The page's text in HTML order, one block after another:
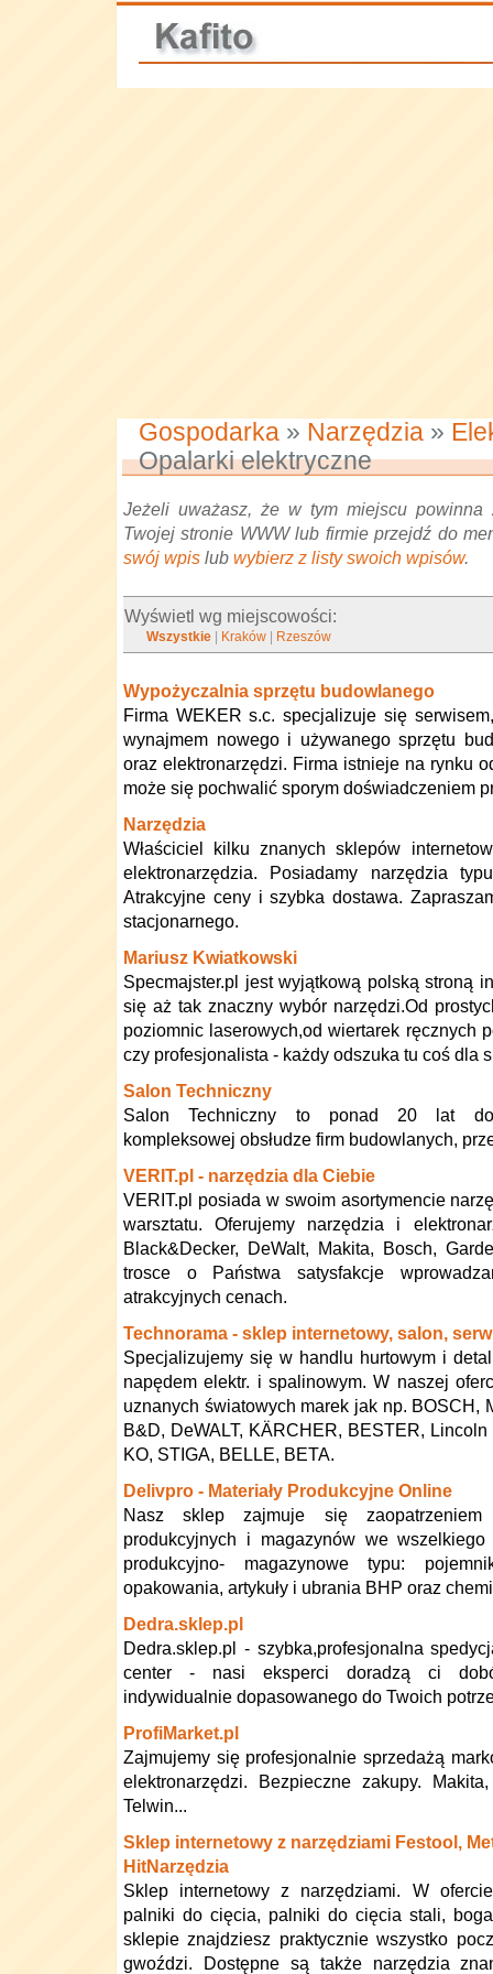
Gospodarka » Narzędzia »
Opalarki elektryczne
Jeżeli uważasz, że w tym miejscu powinna
Twojej stronie WWW lub firmie przejdź do
swój wpis lub wybierz z listy swoich wpisów.
Wyświetl wg miejscowości:
Wszystkie Kraków Rzeszów
Wypożyczalnia sprzętu budowlanego
Firma WEKER s.c. specjalizuje się
wynajmem nowego i używanego sprzętu
oraz elektronarzędzi. Firma istnieje na rynku
może się pochwalić sporym doświadczeniem
Narzędzia
Właściciel kilku znanych sklepów
elektronarzędzia. Posiadamy narzędzia
Atrakcyjne ceny i szybka dostawa.
stacjonarnego.
Mariusz Kwiatkowski
Specmajster.pl jest wyjątkową polską stroną
się aż tak znaczny wybór narzędzi.Od
poziomnic laserowych,od wiertarek ręcznych
czy profesjonalista - każdy odszuka tu coś dla
Salon Techniczny
Salon Techniczny to ponad 20 lat
kompleksowej obsłudze firm budowlanych,
VERIT.pl - narzędzia dla Ciebie
VERIT.pl posiada w swoim asortymencie
warsztatu. Oferujemy narzędzia i
Black&Decker, DeWalt, Makita, Bosch,
trosce o Państwa satysfakcje
atrakcyjnych cenach.
Technorama - sklep internetowy, salon,
Specjalizujemy się w handlu hurtowym i
napędem elektr. i spalinowym. W naszej
uznanych światowych marek jak np. BOSCH,
B&D, DeWALT, KÄRCHER, BESTER,
KO, STIGA, BELLE, BETA.
Delivpro - Materiały Produkcyjne Online
Nasz sklep zajmuje się zaopatrzeniem
produkcyjnych i magazynów we wszelkiego
produkcyjno- magazynowe typu:
opakowania, artykuły i ubrania BHP oraz
Dedra.sklep.pl
Dedra.sklep.pl - szybka,profesjonalna
center - nasi eksperci doradzą ci
indywidualnie dopasowanego do Twoich
ProfiMarket.pl
Zajmujemy się profesjonalnie sprzedażą
elektronarzędzi. Bezpieczne zakupy.
Telwin...
Sklep internetowy z narzędziami Festool,
HitNarzędzia
Sklep internetowy z narzędziami. W
palniki do cięcia, palniki do cięcia stali,
sklepie znajdziesz praktycznie wszystko
gwoździ. Dostępne są także narzędzia